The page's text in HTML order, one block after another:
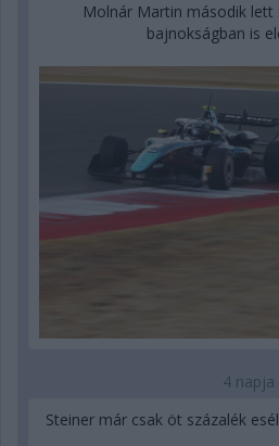
Molnár Martin második lett
bajnokságban is
4 napja
Steiner már csak öt százalék